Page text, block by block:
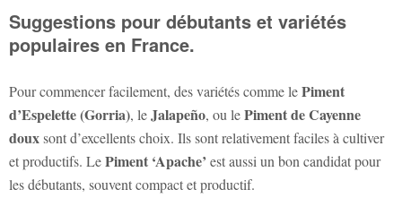
Suggestions pour débutants et variétés
populaires en France.
Pour commencer facilement, des variétés comme lePiment
d’Espelette (Gorria), leJalapeño, ou lePiment de Cayenne
douxsont d’excellents choix. Ils sont relativement faciles à cultiver
et productifs. LePiment ‘Apache’ est aussi un bon candidat pour
les débutants, souvent compact et productif.